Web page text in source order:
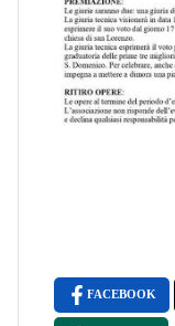
FACEBOOK